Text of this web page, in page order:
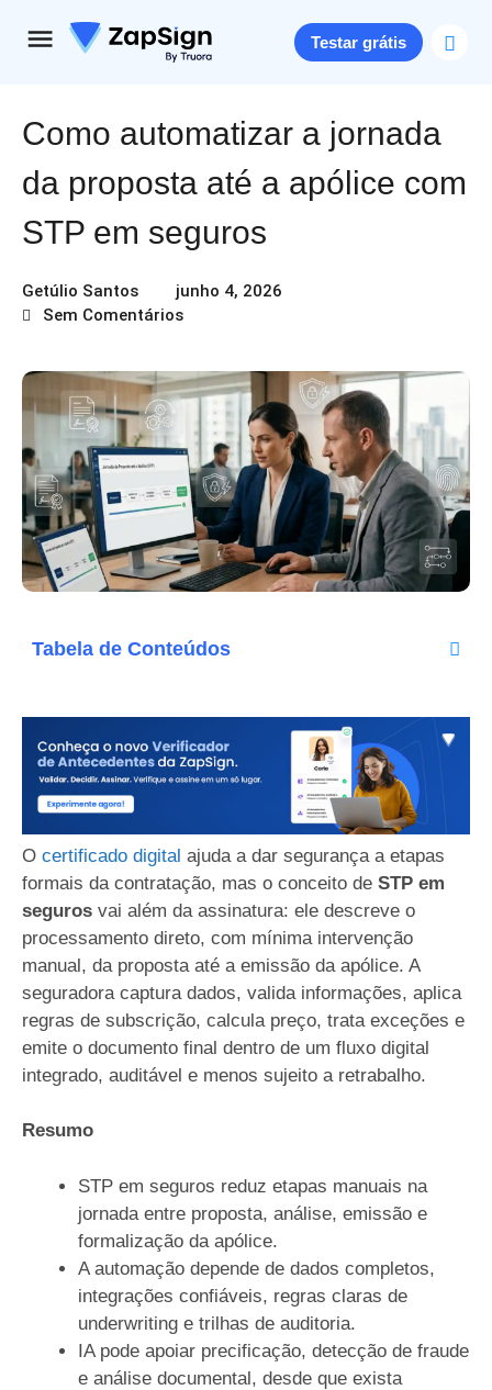
Testar grátis
Como automatizar a jornada
da proposta até a apólice com
STP em seguros
Getúlio Santos
junho 4, 2026
Sem Comentários
Tabela de Conteúdos
O certificado digital ajuda a dar segurança a etapas
formais da contratação, mas o conceito de STP em
seguros vai além da assinatura: ele descreve o
processamento direto, com mínima intervenção
manual, da proposta até a emissão da apólice. A
seguradora captura dados, valida informações, aplica
regras de subscrição, calcula preço, trata exceções e
emite o documento final dentro de um fluxo digital
integrado, auditável e menos sujeito a retrabalho.
Resumo
STP em seguros reduz etapas manuais na
jornada entre proposta, análise, emissão e
formalização da apólice.
A automação depende de dados completos,
integrações confiáveis, regras claras de
underwriting e trilhas de auditoria.
IA pode apoiar precificação, detecção de fraude
e análise documental, desde que exista